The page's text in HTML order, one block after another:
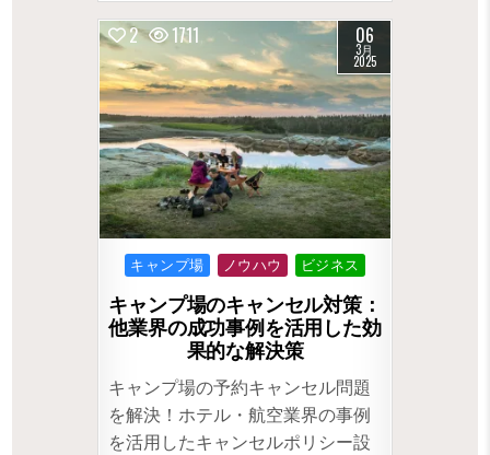
2
1711 06
3月
2025
Posted
キャンプ場 ノウハウ ビジネス
キャンプ場のキャンセル対策：
他業界の成功事例を活用した効
果的な解決策
キャンプ場の予約キャンセル問題
を解決！ホテル・航空業界の事例
を活用したキャンセルポリシー設